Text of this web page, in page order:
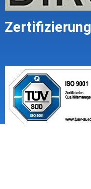
Zertifizierung